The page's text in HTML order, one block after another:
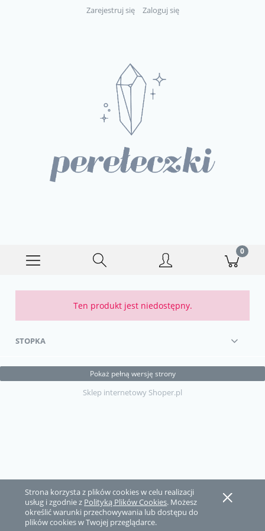
Strona korzysta z plików cookies w celu realizacji
usług i zgodnie z Polityką Plików Cookies. Możesz
określić warunki przechowywania lub dostępu do
plików cookies w Twojej przeglądarce.
Zarejestruj się Zaloguj się
Ten produkt jest niedostępny.
STOPKA
Pokaż pełną wersję strony
Sklep internetowy Shoper.pl